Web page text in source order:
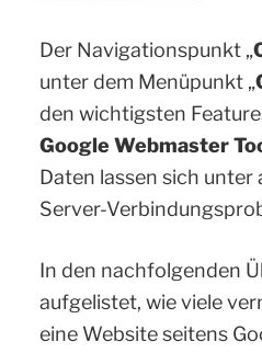
Der Navigationspunkt „
unter dem Menüpunkt „
den wichtigsten
Google Webmaster
Daten lassen sich unter
Server-
In den nachfolgenden
aufgelistet, wie viele
eine Website seitens